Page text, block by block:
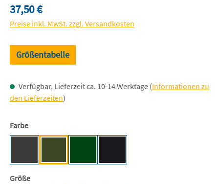
Regulärer Preis:
37,50 €
Preise inkl. MwSt. zzgl. Versandkosten
Größentabelle
Verfügbar, Lieferzeit ca. 10-14 Werktage (Informationen zu
den Lieferzeiten)
Farbeauswählen
Größeauswählen